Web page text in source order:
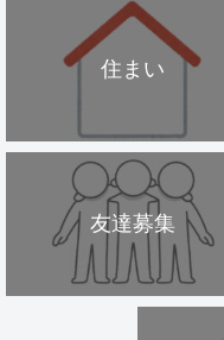
住まい
友達募集